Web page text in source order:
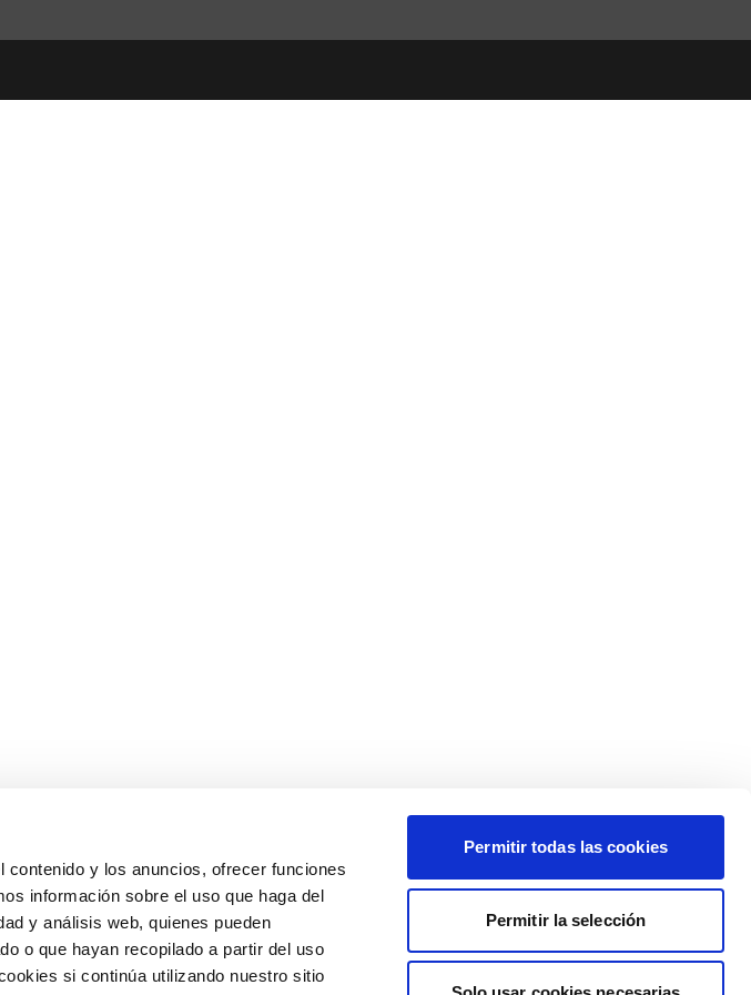
y los anuncios, ofrecer funciones
información sobre el uso que haga del
y análisis web, quienes pueden
o que hayan recopilado a partir del uso
si continúa utilizando nuestro sitio
Permitir todas las cookies
Permitir la selección